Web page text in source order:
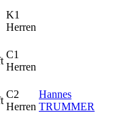
K1
Herren
C1
Herren
C2
Herren
Hannes
TRUMMER